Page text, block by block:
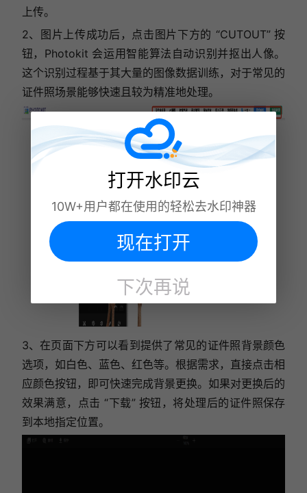
上传。
2、图片上传成功后，点击图片下方的 “CUTOUT” 按
钮，Photokit 会运用智能算法自动识别并抠出人像。
这个识别过程基于其大量的图像数据训练，对于常见的
证件照场景能够快速且较为精准地处理。
3、在页面下方可以看到提供了常见的证件照背景颜色
选项，如白色、蓝色、红色等。根据需求，直接点击相
应颜色按钮，即可快速完成背景更换。如果对更换后的
效果满意，点击 “下载” 按钮，将处理后的证件照保存
到本地指定位置。
打开水印云
10W+用户都在使用的轻松去水印神器
现在打开
下次再说